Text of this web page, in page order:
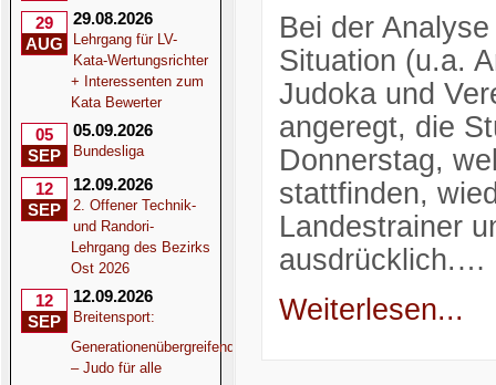
29
AUG
29.08.2026
Lehrgang für LV-
Kata-Wertungsrichter
+ Interessenten zum
Kata Bewerter
05
SEP
05.09.2026
Bundesliga
12
SEP
12.09.2026
2. Offener Technik-
und Randori-
Lehrgang des Bezirks
Ost 2026
12
SEP
12.09.2026
Breitensport:
Generationenübergreifend
– Judo für alle
Bei der
Situation (u.a.
Judoka und
angeregt, die
Donnerstag,
stattfinden,
Landestrainer
ausdrücklich.…
Weiterlesen...